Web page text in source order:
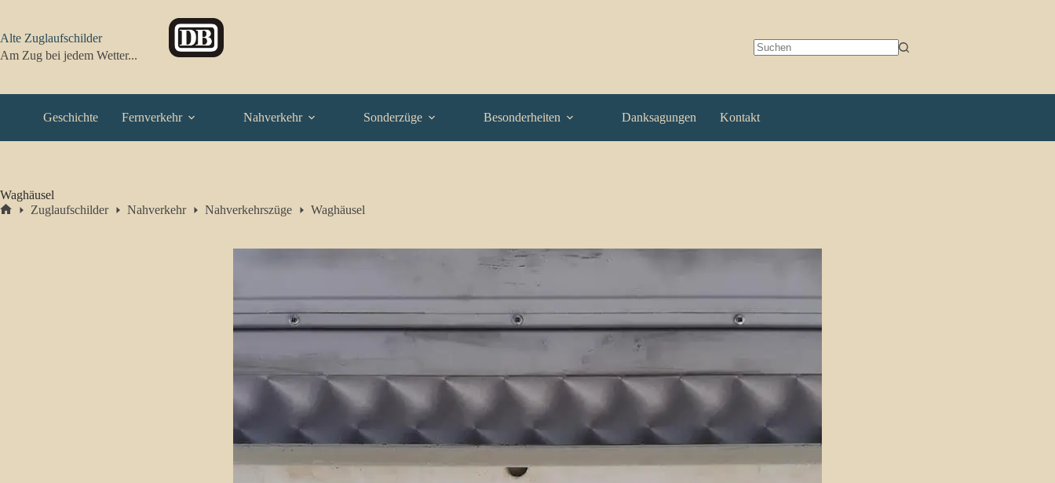
springen
Alte Zuglaufschilder
Am Zug bei jedem Wetter...
Geschichte Fernverkehr Nahverkehr Sonderzüge Besonderheiten Danksagungen Kontakt
Waghäusel
Zuglaufschilder Nahverkehr Nahverkehrszüge Waghäusel